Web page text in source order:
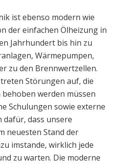
ist ebenso modern wie
der einfachen Ölheizung in
Jahrhundert bis hin zu
Wärmepumpen,
zu den Brennwertzellen.
Störungen auf, die
werden müssen
Schulungen sowie externe
dass unsere
neuesten Stand der
imstande, wirklich jede
zu warten. Die moderne